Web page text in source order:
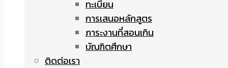
ทะเบียน
การเสนอหลักสูตร
ภาระงานที่สอนเกิน
บัณฑิตศึกษา
ติดต่อเรา